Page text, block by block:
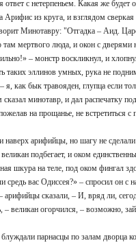
с нетерпеньем. Какая же будет
из круга, и взглядом
Минотавру: "Отгадка – Аид.
мертвого люда, и окон с
– монстр воскликнул, и
таких эллинов умных, рука не
я, как бык травояден, глупца если
сказал минотавр, и дал распечатку
на прощанье, не встретиться
арифийцы, но шагу не
подбегает, и оком
шкура на теле, под оком фингал
средь вас Одиссея?» – спросил он
арифийцы сказали, – И, вряд ли,
– великан огорчился, – возможно,
парнасцы по залам дворца